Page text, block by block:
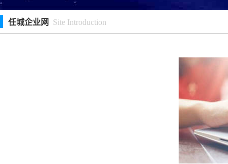
任城企业网 Site Introduction